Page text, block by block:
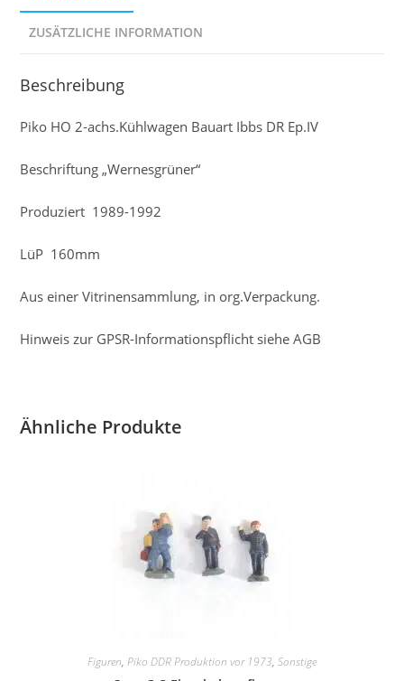
ZUSÄTZLICHE INFORMATION
Beschreibung
Piko HO 2-achs.Kühlwagen Bauart Ibbs DR Ep.IV
Beschriftung „Wernesgrüner“
Produziert 1989-1992
LüP 160mm
Aus einer Vitrinensammlung, in org.Verpackung.
Hinweis zur GPSR-Informationspflicht siehe AGB
Ähnliche Produkte
Figuren, Piko DDR Produktion vor 1973, Sonstige